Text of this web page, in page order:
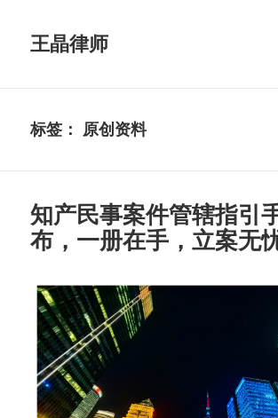
王晶律师
标签： 原创资料
知产民事案件管辖指引
布，一册在手，立案无